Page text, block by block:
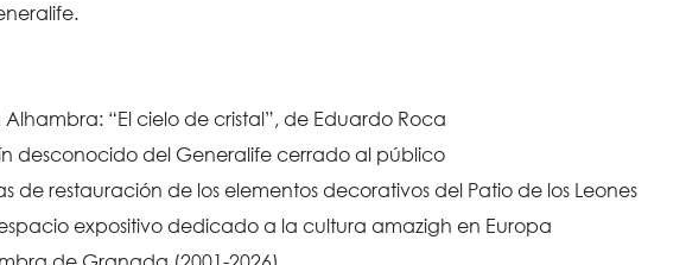
“El cielo de cristal”, de Eduardo Roca
desconocido del Generalife cerrado al público
de restauración de los elementos decorativos del Patio de los Leones
expositivo dedicado a la cultura amazigh en Europa